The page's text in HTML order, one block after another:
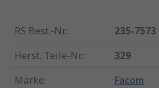
RS Best.-Nr.:
235-7573
Herst. Teile-Nr.:
329
Marke: Facom